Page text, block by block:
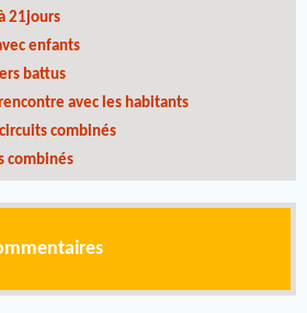
21jours
enfants
battus
avec les habitants
combinés
combinés